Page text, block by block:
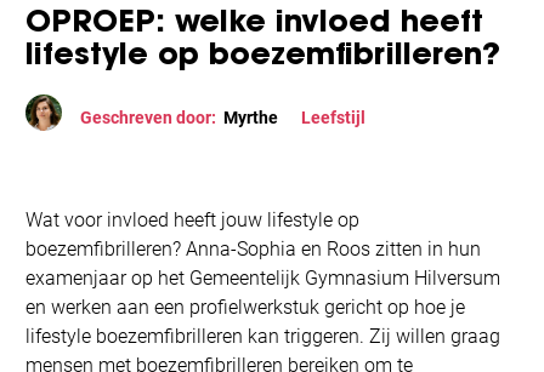
OPROEP: welke invloed heeft
lifestyle op boezemfibrilleren?
Geschreven door: Myrthe Leefstijl
Wat voor invloed heeft jouw lifestyle op
boezemfibrilleren? Anna-Sophia en Roos zitten in hun
examenjaar op het Gemeentelijk Gymnasium Hilversum
en werken aan een profielwerkstuk gericht op hoe je
lifestyle boezemfibrilleren kan triggeren. Zij willen graag
mensen met boezemfibrilleren bereiken om te